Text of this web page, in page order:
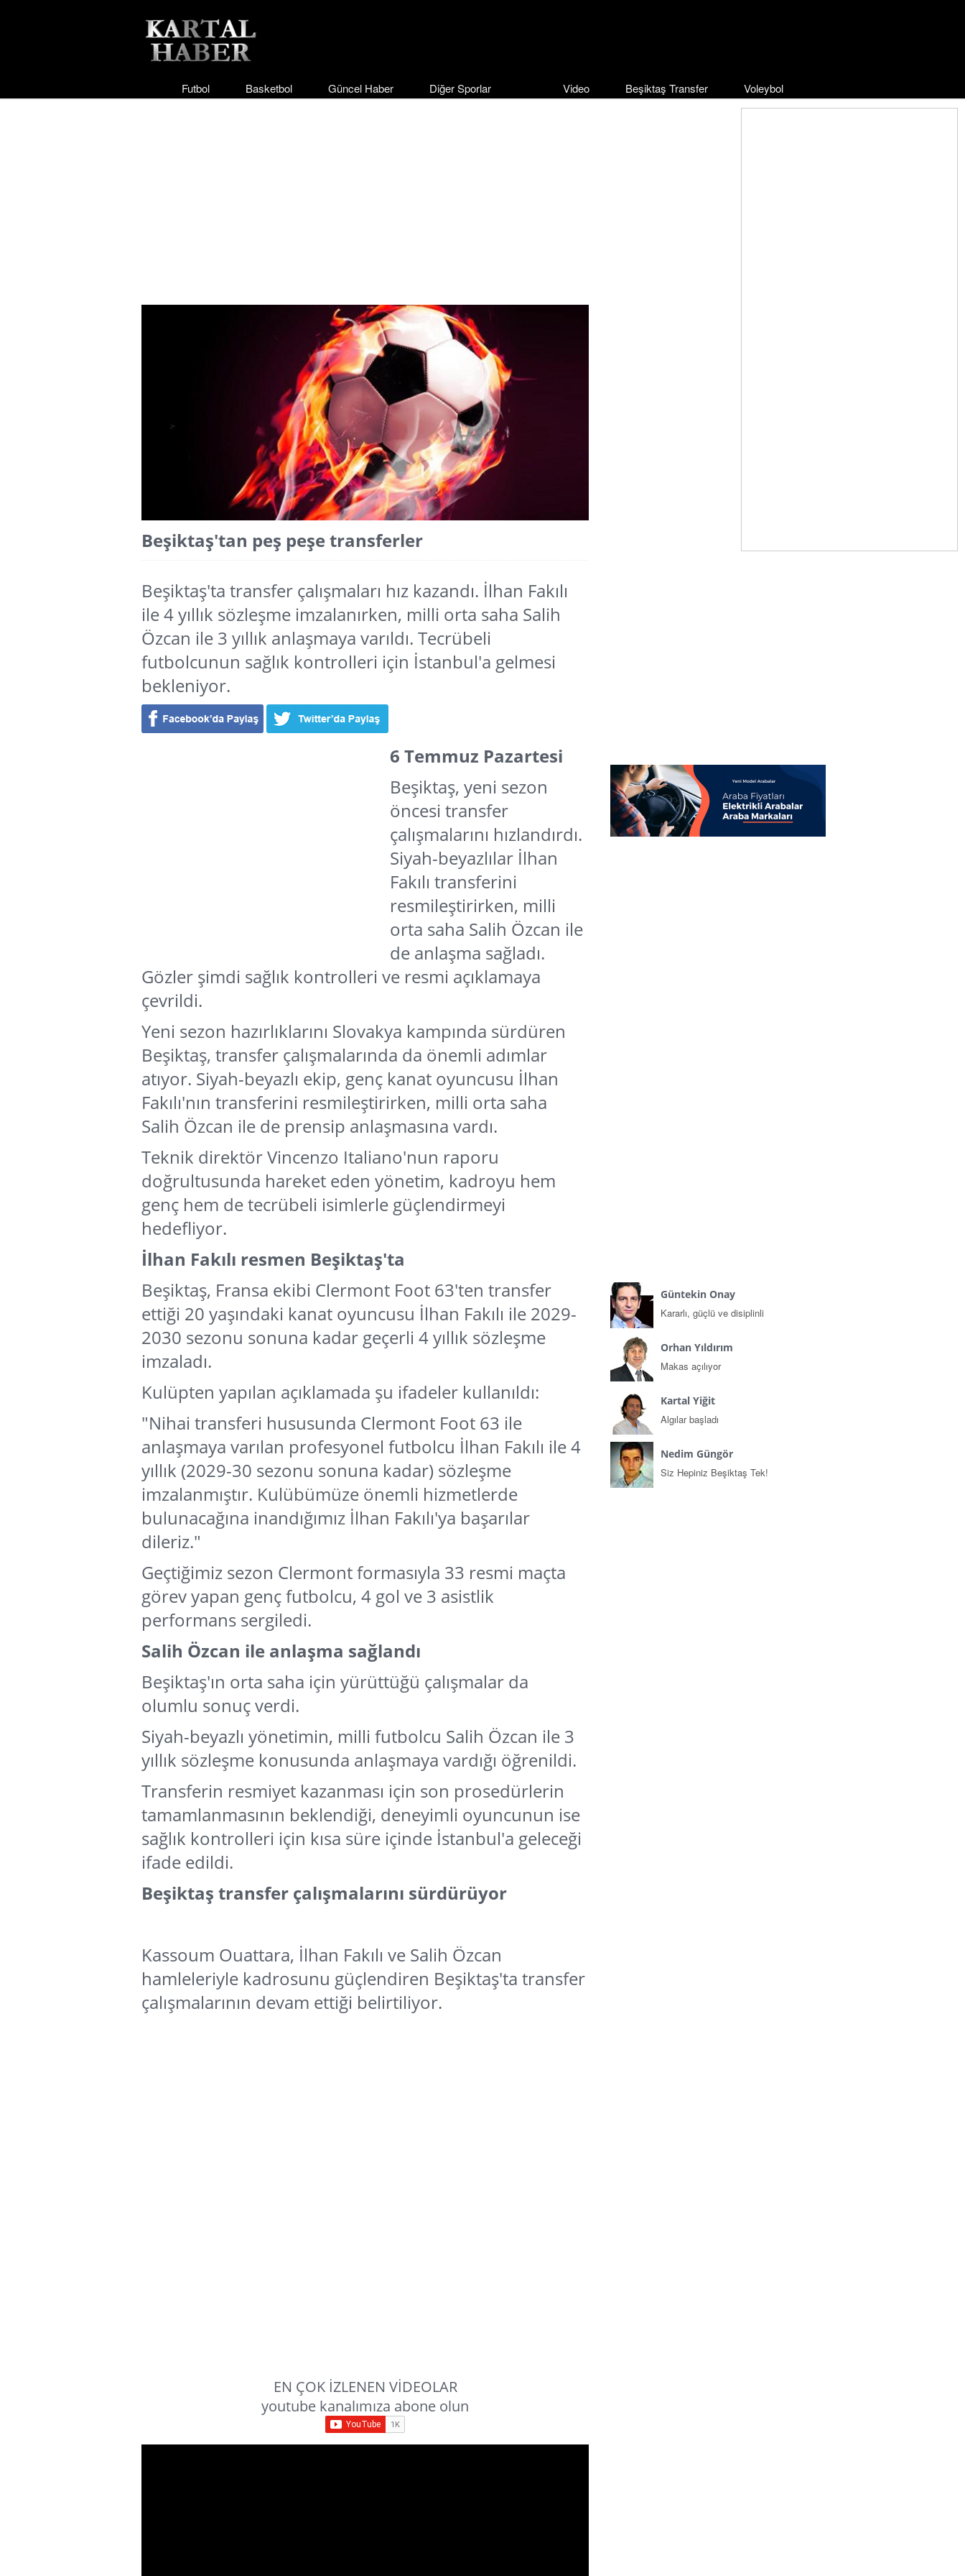
Futbol Basketbol Güncel Haber Diğer Sporlar Video Beşiktaş Transfer Voleybol
Beşiktaş'tan peş peşe transferler
Beşiktaş'ta transfer çalışmaları hız kazandı. İlhan Fakılı
ile 4 yıllık sözleşme imzalanırken, milli orta saha Salih
Özcan ile 3 yıllık anlaşmaya varıldı. Tecrübeli
futbolcunun sağlık kontrolleri için İstanbul'a gelmesi
bekleniyor.
6 Temmuz Pazartesi
Beşiktaş, yeni sezon
öncesi transfer
çalışmalarını hızlandırdı.
Siyah-beyazlılar İlhan
Fakılı transferini
resmileştirirken, milli
orta saha Salih Özcan ile
de anlaşma sağladı.
Gözler şimdi sağlık kontrolleri ve resmi açıklamaya
çevrildi.
Yeni sezon hazırlıklarını Slovakya kampında sürdüren
Beşiktaş, transfer çalışmalarında da önemli adımlar
atıyor. Siyah-beyazlı ekip, genç kanat oyuncusu İlhan
Fakılı'nın transferini resmileştirirken, milli orta saha
Salih Özcan ile de prensip anlaşmasına vardı.
Teknik direktör Vincenzo Italiano'nun raporu
doğrultusunda hareket eden yönetim, kadroyu hem
genç hem de tecrübeli isimlerle güçlendirmeyi
hedefliyor.
İlhan Fakılı resmen Beşiktaş'ta
Beşiktaş, Fransa ekibi Clermont Foot 63'ten transfer
ettiği 20 yaşındaki kanat oyuncusu İlhan Fakılı ile 2029-
2030 sezonu sonuna kadar geçerli 4 yıllık sözleşme
imzaladı.
Kulüpten yapılan açıklamada şu ifadeler kullanıldı:
"Nihai transferi hususunda Clermont Foot 63 ile
anlaşmaya varılan profesyonel futbolcu İlhan Fakılı ile 4
yıllık (2029-30 sezonu sonuna kadar) sözleşme
imzalanmıştır. Kulübümüze önemli hizmetlerde
bulunacağına inandığımız İlhan Fakılı'ya başarılar
dileriz."
Geçtiğimiz sezon Clermont formasıyla 33 resmi maçta
görev yapan genç futbolcu, 4 gol ve 3 asistlik
performans sergiledi.
Salih Özcan ile anlaşma sağlandı
Beşiktaş'ın orta saha için yürüttüğü çalışmalar da
olumlu sonuç verdi.
Siyah-beyazlı yönetimin, milli futbolcu Salih Özcan ile 3
yıllık sözleşme konusunda anlaşmaya vardığı öğrenildi.
Transferin resmiyet kazanması için son prosedürlerin
tamamlanmasının beklendiği, deneyimli oyuncunun ise
sağlık kontrolleri için kısa süre içinde İstanbul'a geleceği
ifade edildi.
Beşiktaş transfer çalışmalarını sürdürüyor
Kassoum Ouattara, İlhan Fakılı ve Salih Özcan
hamleleriyle kadrosunu güçlendiren Beşiktaş'ta transfer
çalışmalarının devam ettiği belirtiliyor.
EN ÇOK İZLENEN VİDEOLAR
youtube kanalımıza abone olun
Güntekin Onay
Kararlı, güçlü ve disiplinli
Orhan Yıldırım
Makas açılıyor
Kartal Yiğit
Algılar başladı
Nedim Güngör
Siz Hepiniz Beşiktaş Tek!